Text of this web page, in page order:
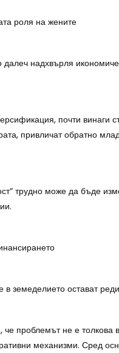
роля на жените
надхвърля
почти винаги
привличат обратно
трудно може да бъде
земеделието остават
че проблемът не е
механизми. Сред